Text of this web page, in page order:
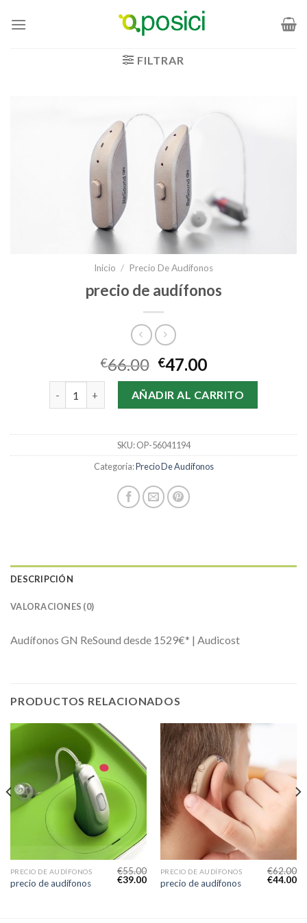
FILTRAR
Inicio / Precio De Audífonos
precio de audífonos
€66.00 €47.00
precio de audífonos cantidadAÑADIR AL CARRITO
SKU:OP-56041194
Categoría:Precio De Audífonos
DESCRIPCIÓN
VALORACIONES (0)
Audífonos GN ReSound desde 1529€* | Audicost
PRODUCTOS RELACIONADOS
PRECIO DE AUDÍFONOS
precio de audífonos
€55.00
€39.00
PRECIO DE AUDÍFONOS
precio de audífonos
€62.00
€44.00